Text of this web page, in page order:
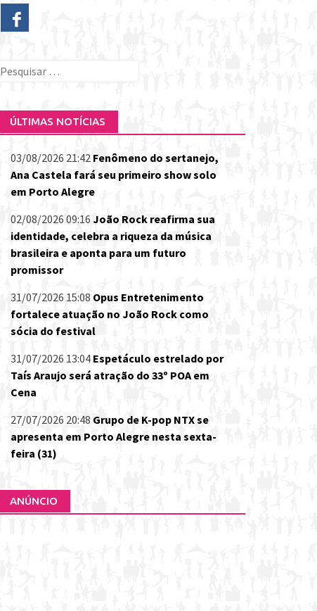
Pesquisar
ÚLTIMAS NOTÍCIAS
03/08/2026 21:42 Fenômeno do sertanejo,
Ana Castela fará seu primeiro show solo
em Porto Alegre
02/08/2026 09:16 João Rock reafirma sua
identidade, celebra a riqueza da música
brasileira e aponta para um futuro
promissor
31/07/2026 15:08 Opus Entretenimento
fortalece atuação no João Rock como
sócia do festival
31/07/2026 13:04 Espetáculo estrelado por
Taís Araujo será atração do 33º POA em
Cena
27/07/2026 20:48 Grupo de K-pop NTX se
apresenta em Porto Alegre nesta sexta-
feira (31)
ANÚNCIO